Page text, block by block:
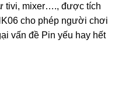
tivi, mixer…., được tích
cho phép người chơi
vấn đề Pin yếu hay hết